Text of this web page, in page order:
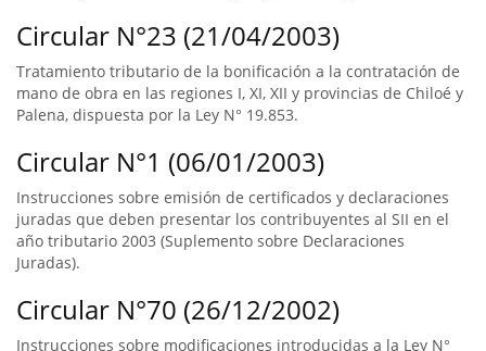
Circular N°23 (21/04/2003)
Tratamiento tributario de la bonificación a la contratación de
mano de obra en las regiones I, XI, XII y provincias de Chiloé y
Palena, dispuesta por la Ley N° 19.853.
Circular N°1 (06/01/2003)
Instrucciones sobre emisión de certificados y declaraciones
juradas que deben presentar los contribuyentes al SII en el
año tributario 2003 (Suplemento sobre Declaraciones
Juradas).
Circular N°70 (26/12/2002)
Instrucciones sobre modificaciones introducidas a la Ley N°